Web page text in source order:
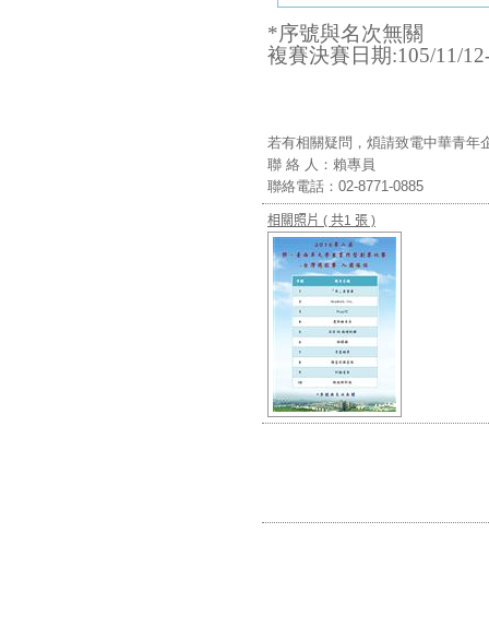
*序號與名次無關
複賽決賽日期:105/11/
若有相關疑問，煩請致電中華青年
聯 絡 人：賴專員
聯絡電話：02-8771-0885
相關照片 ( 共1 張 )